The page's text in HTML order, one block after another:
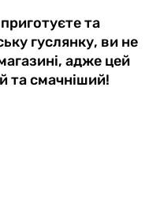
та
гуслянку, ви не
адже цей
та смачніший!